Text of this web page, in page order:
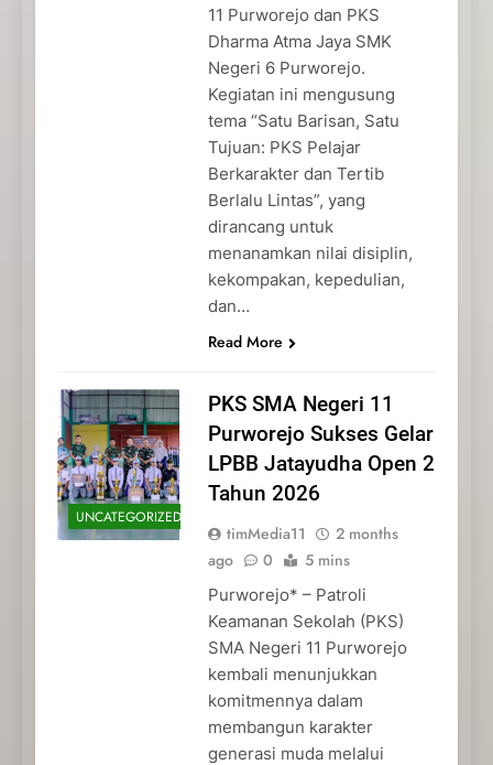
11 Purworejo dan PKS
Dharma Atma Jaya SMK
Negeri 6 Purworejo.
Kegiatan ini mengusung
tema “Satu Barisan, Satu
Tujuan: PKS Pelajar
Berkarakter dan Tertib
Berlalu Lintas”, yang
dirancang untuk
menanamkan nilai disiplin,
kekompakan, kepedulian,
dan…
Read More
UNCATEGORIZED
PKS SMA Negeri 11
Purworejo Sukses Gelar
LPBB Jatayudha Open 2
Tahun 2026
timMedia11
2 months
ago
0 5 mins
Purworejo* – Patroli
Keamanan Sekolah (PKS)
SMA Negeri 11 Purworejo
kembali menunjukkan
komitmennya dalam
membangun karakter
generasi muda melalui